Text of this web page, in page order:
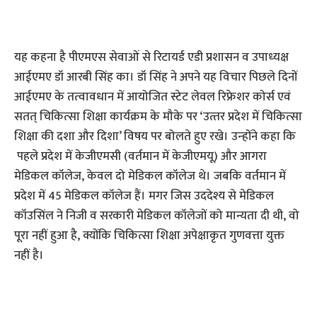
यह कहना है पीएमएस सेवाओं से रिटायर्ड एडी प्रशासन व उपाध्‍यक्ष
आईएमए डॉ आरबी सिंह का। डॉ सिंह ने अपने यह विचार पिछले दिनों
आईएमए के तत्‍वावधान में आयोजित स्टेट लेवल रिफ्रेशर कोर्स एवं
सतत् चिकित्‍सा शिक्षा कार्यक्रम के मौके पर ‘उत्‍तर प्रदेश में चिकित्‍सा
शिक्षा की दशा और दिशा’ विषय पर बोलते हुए रखे। उन्‍होंने कहा कि
पहले प्रदेश में केजीएमसी (वर्तमान में केजीएमयू) और आगरा
मेडिकल कॉलेज, केवल दो मेडिकल कॉलेज थे। जबकि वर्तमान में
प्रदेश में 45 मेडिकल कॉलेज हैं। मगर जिस उददेश्य से मेडिकल
कॉउसिंल ने निजी व सरकारी मेडिकल कॉलेजों को मान्यता दी थी, वो
पूरा नहीं हुआ है, क्योंकि चिकित्सा शिक्षा अपेक्षाकृत गुणवत्ता युक्त
नहीं है।